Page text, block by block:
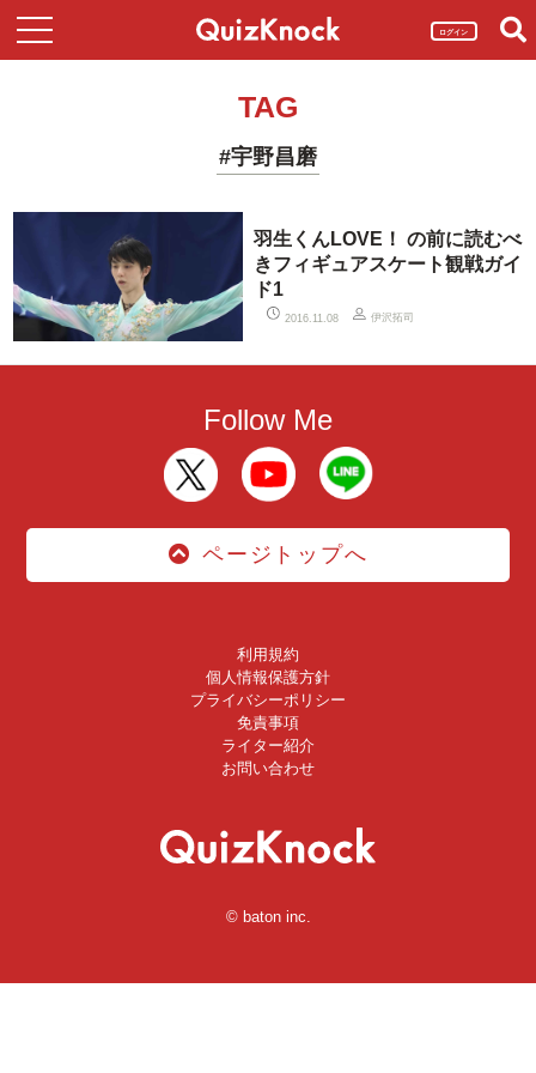
ログイン
TAG
#宇野昌磨
羽生くんLOVE！ の前に読むべ
きフィギュアスケート観戦ガイ
ド1
2016.11.08 伊沢拓司
Follow Me
ページトップへ
利用規約
個人情報保護方針
プライバシーポリシー
免責事項
ライター紹介
お問い合わせ
© baton inc.